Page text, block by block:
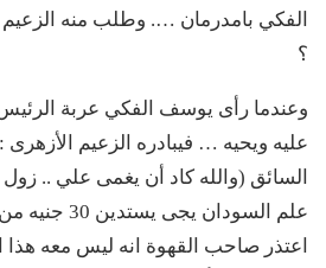
الفكي بامدرمان …. وطلب منه الزعيم
؟
وعندما رأى يوسف الفكي عربة الرئيس
السائق (والله كاد أن يغمى علي ..
علم السودان
اعتذر صاحب القهوة انه ليس معه هذا